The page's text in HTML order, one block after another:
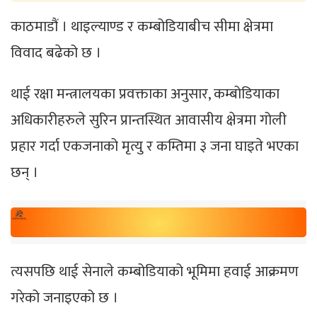
काठमाडौं । थाइल्याण्ड र कम्बोडियाबीच सीमा क्षेत्रमा
विवाद बढेको छ ।
थाई रक्षा मन्त्रालयका प्रवक्ताका अनुसार, कम्बोडियाका
अधिकारीहरुले सुरिन प्रान्तस्थित आवासीय क्षेत्रमा गोली
प्रहार गर्दा एकजनाको मृत्यु र कम्तिमा ३ जना घाइते भएका
छन् ।
त्यसपछि थाई सेनाले कम्बोडियाको भूमिमा हवाई आक्रमण
गरेको जनाइएको छ ।